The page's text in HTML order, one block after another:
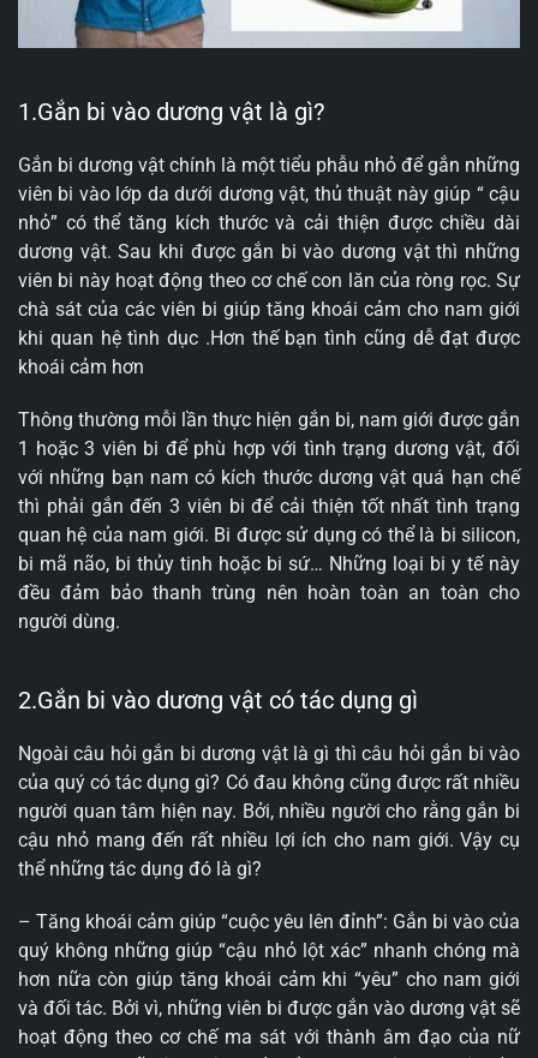
1.Gắn bi vào dương vật là gì?
Gắn bi dương vật chính là một tiểu phẫu nhỏ để gắn những
viên bi vào lớp da dưới dương vật, thủ thuật này giúp “ cậu
nhỏ” có thể tăng kích thước và cải thiện được chiều dài
dương vật. Sau khi được gắn bi vào dương vật thì những
viên bi này hoạt động theo cơ chế con lăn của ròng rọc. Sự
chà sát của các viên bi giúp tăng khoái cảm cho nam giới
khi quan hệ tình dục .Hơn thế bạn tình cũng dễ đạt được
khoái cảm hơn
Thông thường mỗi lần thực hiện gắn bi, nam giới được gắn
1 hoặc 3 viên bi để phù hợp với tình trạng dương vật, đối
với những bạn nam có kích thước dương vật quá hạn chế
thì phải gắn đến 3 viên bi để cải thiện tốt nhất tình trạng
quan hệ của nam giới. Bi được sử dụng có thể là bi silicon,
bi mã não, bi thủy tinh hoặc bi sứ… Những loại bi y tế này
đều đảm bảo thanh trùng nên hoàn toàn an toàn cho
người dùng.
2.Gắn bi vào dương vật có tác dụng gì
Ngoài câu hỏi gắn bi dương vật là gì thì câu hỏi gắn bi vào
của quý có tác dụng gì? Có đau không cũng được rất nhiều
người quan tâm hiện nay. Bởi, nhiều người cho rằng gắn bi
cậu nhỏ mang đến rất nhiều lợi ích cho nam giới. Vậy cụ
thể những tác dụng đó là gì?
– Tăng khoái cảm giúp “cuộc yêu lên đỉnh”: Gắn bi vào của
quý không những giúp “cậu nhỏ lột xác” nhanh chóng mà
hơn nữa còn giúp tăng khoái cảm khi “yêu” cho nam giới
và đối tác. Bởi vì, những viên bi được gắn vào dương vật sẽ
hoạt động theo cơ chế ma sát với thành âm đạo của nữ